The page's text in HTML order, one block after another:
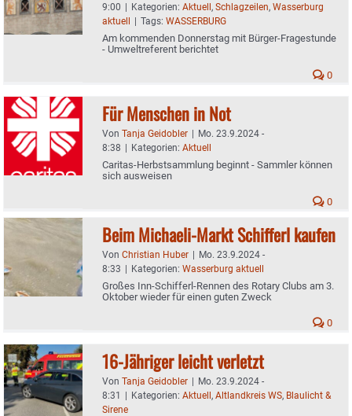
9:00 | Kategorien: Aktuell, Schlagzeilen, Wasserburg
aktuell | Tags: WASSERBURG
Am kommenden Donnerstag mit Bürger-Fragestunde
- Umweltreferent berichtet
0
Für Menschen in Not
Von Tanja Geidobler | Mo. 23.9.2024 -
8:38 | Kategorien: Aktuell
Caritas-Herbstsammlung beginnt - Sammler können
sich ausweisen
0
Beim Michaeli-Markt Schifferl kaufen
Von Christian Huber | Mo. 23.9.2024 -
8:33 | Kategorien: Wasserburg aktuell
Großes Inn-Schifferl-Rennen des Rotary Clubs am 3.
Oktober wieder für einen guten Zweck
0
16-Jähriger leicht verletzt
Von Tanja Geidobler | Mo. 23.9.2024 -
8:31 | Kategorien: Aktuell, Altlandkreis WS, Blaulicht &
Sirene